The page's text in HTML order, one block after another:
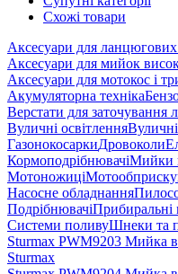
Схожі товари
Аксесуари для
Аксесуари для мийок
Аксесуари для мотокос і
Акумуляторна техніка
Верстати для заточування
Вуличні освітлення
ГазонокосаркиДровоколи
КормоподрібнювачіМийки
Мотоножиці
Насосне обладнання
Подрібнювачі
Системи поливуШнеки та
Sturmax PWM9203 Мийка
Sturmax